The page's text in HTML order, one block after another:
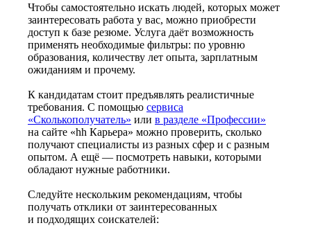
Чтобы самостоятельно искать людей, которых может
заинтересовать работа у вас, можно приобрести
доступ к базе резюме. Услуга даёт возможность
применять необходимые фильтры: по уровню
образования, количеству лет опыта, зарплатным
ожиданиям и прочему.
К кандидатам стоит предъявлять реалистичные
требования. С помощью сервиса
«Сколькополучатель» или в разделе «Профессии»
на сайте «hh Карьера» можно проверить, сколько
получают специалисты из разных сфер и с разным
опытом. А ещё — посмотреть навыки, которыми
обладают нужные работники.
Следуйте нескольким рекомендациям, чтобы
получать отклики от заинтересованных
и подходящих соискателей: